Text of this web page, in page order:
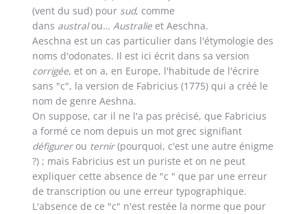
(vent du sud) pour sud, comme
dans australou…Australie et Aeschna.
Aeschna est un cas particulier dans l'étymologie des
noms d'odonates. Il est ici écrit dans sa version
corrigée, et on a, en Europe, l'habitude de l'écrire
sans "c", la version de Fabricius (1775) qui a créé le
nom de genre Aeshna.
On suppose, car il ne l'a pas précisé, que Fabricius
a formé ce nom depuis un mot grec signifiant
défigurerou ternir(pourquoi, c'est une autre énigme
?) ; mais Fabricius est un puriste et on ne peut
expliquer cette absence de "c " que par une erreur
de transcription ou une erreur typographique.
L'absence de ce "c" n'est restée la norme que pour